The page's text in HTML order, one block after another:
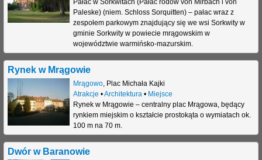
u
j
n
Paleske) (niem. Schloss Sorquitten) – pałac wraz z
zespołem parkowym znajdujący się we wsi Sorkwity w
gminie Sorkwity w powiecie mrągowskim w
województwie warmińsko-mazurskim.
Rynek w Mrągowie
Mrągowo, Plac Michała Kajki
Atrakcje •Architektura • Miejsce
Rynek w Mrągowie – centralny plac Mrągowa, będący
rynkiem miejskim o kształcie prostokąta o wymiatach ok.
100 m na 70 m.
Dwór w Baranowie